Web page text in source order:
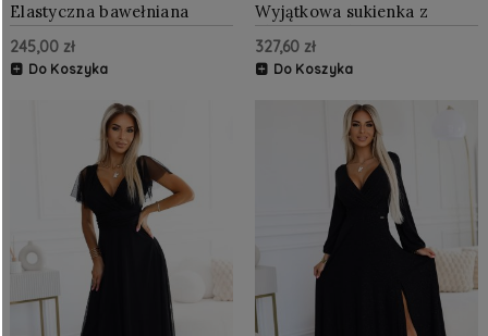
Elastyczna bawełniana
sukienka z rozcięciem
Czarna
245,00 zł
Do Koszyka
Wyjątkowa sukienka z
dłuższym tyłem Czarna
327,60 zł
Do Koszyka